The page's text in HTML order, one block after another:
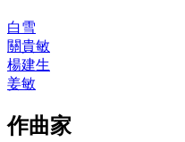
白雪
關貴敏
楊建生
姜敏
作曲家